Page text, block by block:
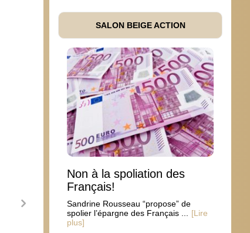
SALON BEIGE ACTION
Non à la spoliation des
Français!
Sandrine Rousseau “propose” de
spolier l’épargne des Français ...
[Lire
plus]